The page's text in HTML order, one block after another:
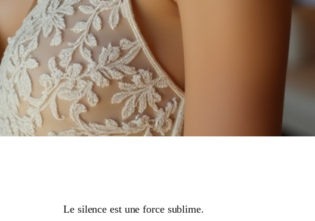
Le silence est une force sublime.